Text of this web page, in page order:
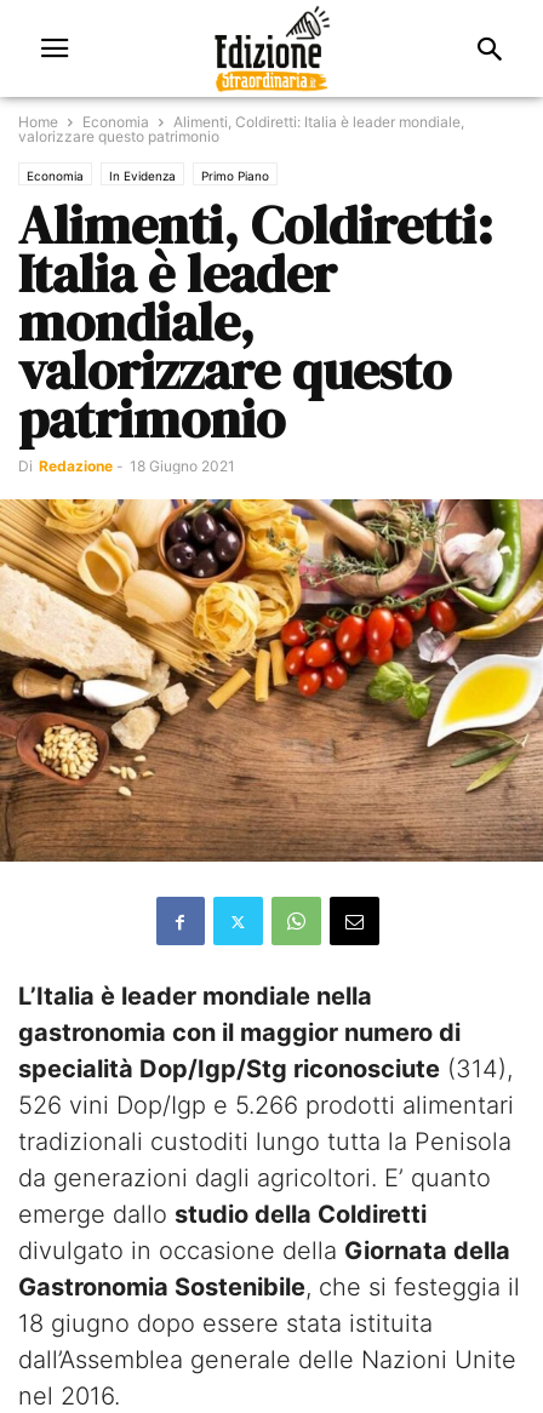
Home Economia
Alimenti, Coldiretti: Italia è leader mondiale,
valorizzare questo patrimonio
Economia In Evidenza Primo Piano
Alimenti, Coldiretti:
Italia è leader
mondiale,
valorizzare questo
patrimonio
Di Redazione - 18 Giugno 2021
L’Italia è leader mondiale nella
gastronomia con il maggior numero di
specialità Dop/Igp/Stg riconosciute (314),
526 vini Dop/Igp e 5.266 prodotti alimentari
tradizionali custoditi lungo tutta la Penisola
da generazioni dagli agricoltori. E’ quanto
emerge dallo studio della Coldiretti
divulgato in occasione della Giornata della
Gastronomia Sostenibile, che si festeggia il
18 giugno dopo essere stata istituita
dall’Assemblea generale delle Nazioni Unite
nel 2016.